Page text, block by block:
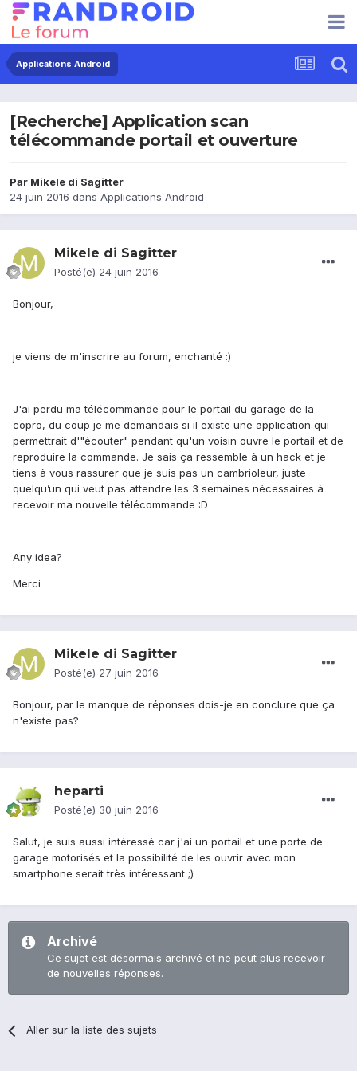
Applications Android
[Recherche] Application scan
télécommande portail et ouverture
Par Mikele di Sagitter
24 juin 2016 dans Applications Android
Mikele di Sagitter
Posté(e) 24 juin 2016
Bonjour,
je viens de m'inscrire au forum, enchanté :)
J'ai perdu ma télécommande pour le portail du garage de la
copro, du coup je me demandais si il existe une application qui
permettrait d'"écouter" pendant qu'un voisin ouvre le portail et de
reproduire la commande. Je sais ça ressemble à un hack et je
tiens à vous rassurer que je suis pas un cambrioleur, juste
quelqu’un qui veut pas attendre les 3 semaines nécessaires à
recevoir ma nouvelle télécommande :D
Any idea?
Merci
Mikele di Sagitter
Posté(e) 27 juin 2016
Bonjour, par le manque de réponses dois-je en conclure que ça
n'existe pas?
heparti
Posté(e) 30 juin 2016
Salut, je suis aussi intéressé car j'ai un portail et une porte de
garage motorisés et la possibilité de les ouvrir avec mon
smartphone serait très intéressant ;)
Archivé
Ce sujet est désormais archivé et ne peut plus recevoir
de nouvelles réponses.
Aller sur la liste des sujets